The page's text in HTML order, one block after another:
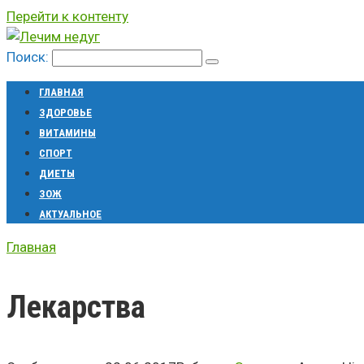
Перейти к контенту
Поиск:
ГЛАВНАЯ
ЗДОРОВЬЕ
ВИТАМИНЫ
СПОРТ
ДИЕТЫ
ЗОЖ
АКТУАЛЬНОЕ
Главная
Лекарства